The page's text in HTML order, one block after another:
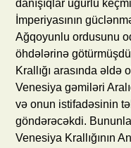
danışıqlar uğurlu
İmperiyasının
Ağqoyunlu ordusunu
öhdələrinə
Krallığı arasında əldə
Venesiya gəmiləri
və onun istifadəsinin
göndərəcəkdi.
Venesiya Krallığının